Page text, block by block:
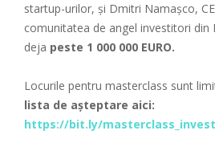
startup-urilor, și Dmitri Namașco,
comunitatea de angel investitori
deja peste 1 000 000 EURO.
Locurile pentru masterclass sunt
lista de așteptare aici:
https://bit.ly/